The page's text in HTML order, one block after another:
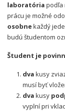
laboratória podľa
prácu je možné
osobnekaždý
budú študentom
Študent je
dva kusy
musí byť
dva kusy
vyplní pri